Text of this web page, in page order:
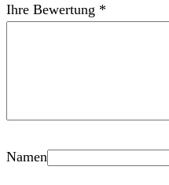
Ihre Bewertung *
Namen